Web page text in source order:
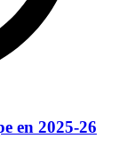
en 2025-26